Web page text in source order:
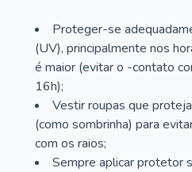
Proteger-se
(UV), principalmente nos
é maior (evitar o -contato
16h);
Vestir roupas que
(como sombrinha) para
com os raios;
Sempre aplicar protetor